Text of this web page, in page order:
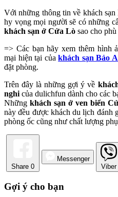
Với những thông tin về khách
hy vọng mọi người sẽ có những
khách sạn ở Cửa Lò sao cho
=> Các bạn hãy xem thêm hình
mại hiện tại củakhách sạn Bảo
đặt phòng.
Trên đây là những gợi ý về
nghi của dulichfun dành cho các
Những khách sạn ở ven biển
này đều được khách du lịch đánh
phòng ốc cũng như chất lượng
Share 0
Messenger
Viber
Gợi ý cho bạn